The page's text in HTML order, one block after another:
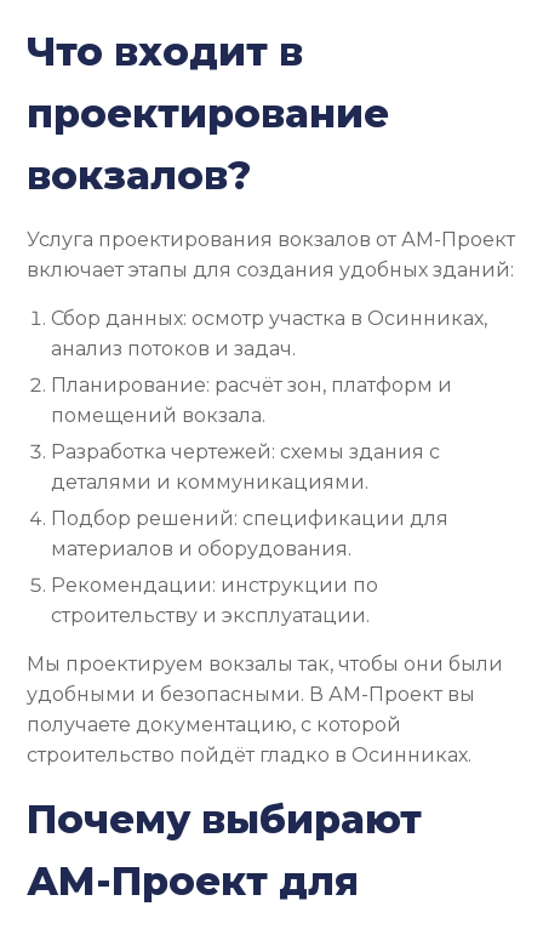
Что входит в
проектирование
вокзалов?
Услуга проектирования вокзалов от АМ-Проект
включает этапы для создания удобных зданий:
Сбор данных: осмотр участка в Осинниках,
анализ потоков и задач.
Планирование: расчёт зон, платформ и
помещений вокзала.
Разработка чертежей: схемы здания с
деталями и коммуникациями.
Подбор решений: спецификации для
материалов и оборудования.
Рекомендации: инструкции по
строительству и эксплуатации.
Мы проектируем вокзалы так, чтобы они были
удобными и безопасными. В АМ-Проект вы
получаете документацию, с которой
строительство пойдёт гладко в Осинниках.
Почему выбирают
АМ-Проект для